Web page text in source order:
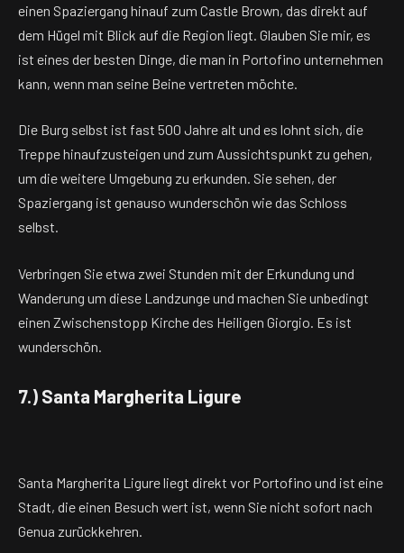
einen Spaziergang hinauf zum Castle Brown, das direkt auf
dem Hügel mit Blick auf die Region liegt. Glauben Sie mir, es
ist eines der besten Dinge, die man in Portofino unternehmen
kann, wenn man seine Beine vertreten möchte.
Die Burg selbst ist fast 500 Jahre alt und es lohnt sich, die
Treppe hinaufzusteigen und zum Aussichtspunkt zu gehen,
um die weitere Umgebung zu erkunden. Sie sehen, der
Spaziergang ist genauso wunderschön wie das Schloss
selbst.
Verbringen Sie etwa zwei Stunden mit der Erkundung und
Wanderung um diese Landzunge und machen Sie unbedingt
einen Zwischenstopp Kirche des Heiligen Giorgio. Es ist
wunderschön.
7.) Santa Margherita Ligure
Santa Margherita Ligure liegt direkt vor Portofino und ist eine
Stadt, die einen Besuch wert ist, wenn Sie nicht sofort nach
Genua zurückkehren.